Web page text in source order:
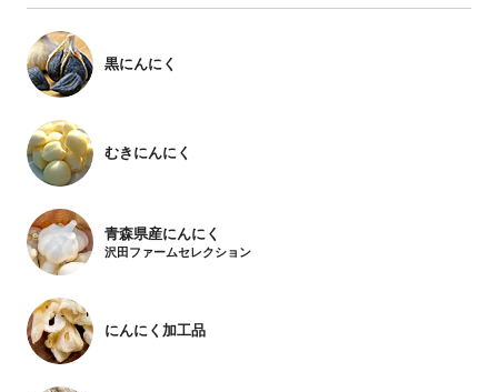
黒にんにく
むきにんにく
青森県産にんにく
沢田ファームセレクション
にんにく加工品